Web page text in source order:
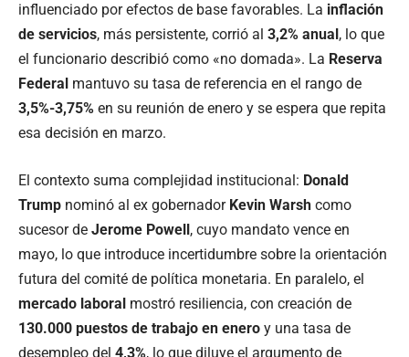
influenciado por efectos de base favorables. La inflación
de servicios, más persistente, corrió al 3,2% anual , lo que
el funcionario describió como «no domada». La Reserva
Federal mantuvo su tasa de referencia en el rango de
3,5%-3,75% en su reunión de enero y se espera que repita
esa decisión en marzo.
El contexto suma complejidad institucional: Donald
Trump nominó al ex gobernador Kevin Warsh como
sucesor de Jerome Powell, cuyo mandato vence en
mayo, lo que introduce incertidumbre sobre la orientación
futura del comité de política monetaria. En paralelo, el
mercado laboral mostró resiliencia, con creación de
130.000 puestos de trabajo en enero y una tasa de
desempleo del 4,3%, lo que diluye el argumento de